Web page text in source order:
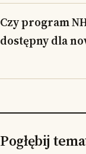
Czy program
dostępny dla
Pogłębij